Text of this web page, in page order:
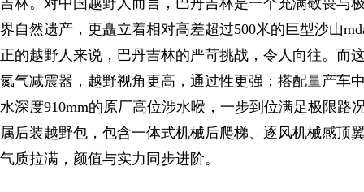
吉林。对中国越野人而言，巴丹吉林是一个充满敬畏与
界自然遗产，更矗立着相对高差超过500米的巨型沙山
正的越野人来说，巴丹吉林的严苛挑战，令人向往。而
氮气减震器，越野视角更高，通过性更强；搭配量产车
水深度910mm的原厂高位涉水喉，一步到位满足极限路
属后装越野包，包含一体式机械后爬梯、逐风机械感顶
气质拉满，颜值与实力同步进阶。